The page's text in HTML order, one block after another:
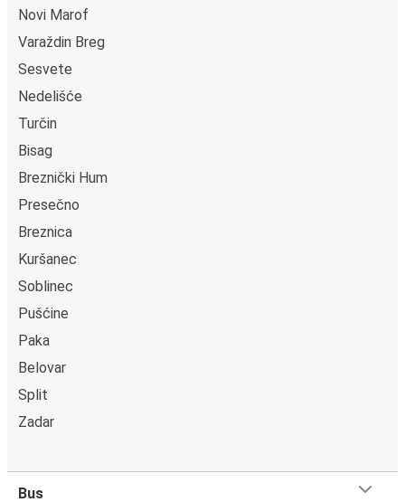
Club/JCB/Discover), PayPal en Ideal. Op de bus en in
Novi Marof
Varaždin Breg
Sesvete
Nedelišće
Turčin
Bisag
Breznički Hum
Presečno
Breznica
Kuršanec
Soblinec
Pušćine
Paka
Belovar
Split
Zadar
Bus